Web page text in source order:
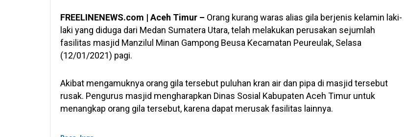
FREELINENEWS.com | Aceh Timur – Orang kurang waras alias gila berjenis kelamin laki-
laki yang diduga dari Medan Sumatera Utara, telah melakukan perusakan sejumlah
fasilitas masjid Manzilul Minan Gampong Beusa Kecamatan Peureulak, Selasa
(12/01/2021) pagi.
Akibat mengamuknya orang gila tersebut puluhan kran air dan pipa di masjid tersebut
rusak. Pengurus masjid mengharapkan Dinas Sosial Kabupaten Aceh Timur untuk
menangkap orang gila tersebut, karena dapat merusak fasilitas lainnya.